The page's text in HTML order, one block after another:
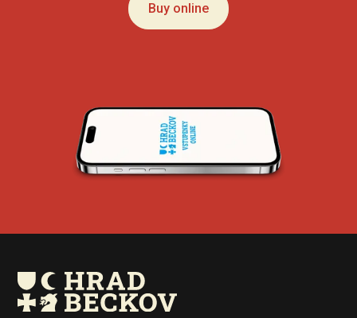
Buy online